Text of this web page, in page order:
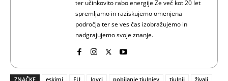
ter učinkovito rabo energije Že več kot 20 let
spremljamo in raziskujemo omenjena
področja ter se ves čas izobražujemo in
nadgrajujemo svoje znanje.
ZNAČKE eskimi EU lovci pobijanje tjulnjev tjulnji živali